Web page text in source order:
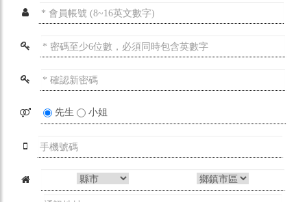
先生 小姐